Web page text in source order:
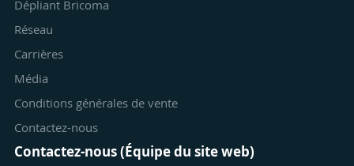
Dépliant Bricoma
Réseau
Carrières
Média
Conditions générales de vente
Contactez-nous
Contactez-nous (Équipe du site web)